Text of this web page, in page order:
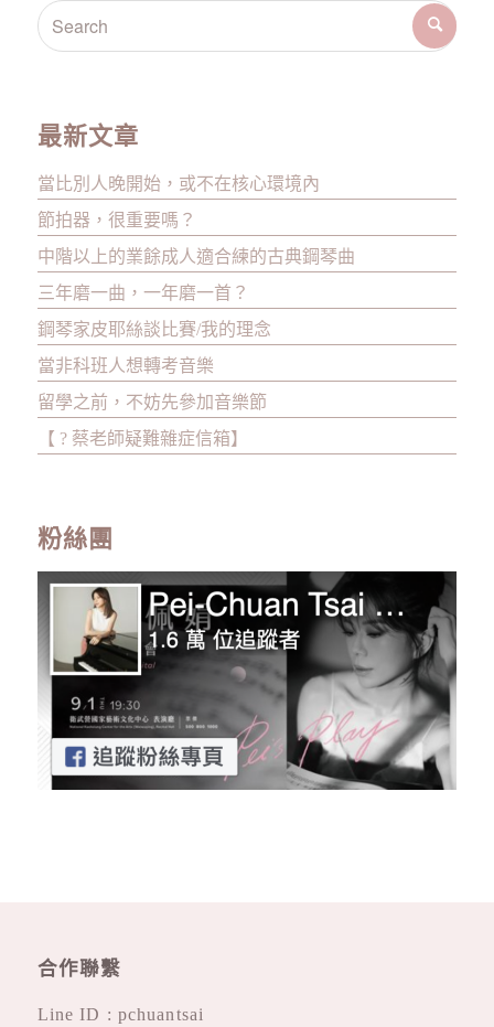
最新文章
當比別人晚開始，或不在核心環境內
節拍器，很重要嗎？
中階以上的業餘成人適合練的古典鋼琴曲
三年磨一曲，一年磨一首？
鋼琴家皮耶絲談比賽/我的理念
當非科班人想轉考音樂
留學之前，不妨先參加音樂節
【 ? 蔡老師疑難雜症信箱】
粉絲團
合作聯繫
Line ID : pchuantsai